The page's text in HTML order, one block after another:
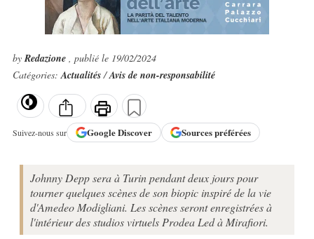
byRedazione , publié le 19/02/2024
Catégories:Actualités/Avis de non-responsabilité
Suivez-nous sur GoogleDiscover Sources préférées
Johnny Depp sera à Turin pendant deux jours pour
tourner quelques scènes de son biopic inspiré de la vie
d'Amedeo Modigliani. Les scènes seront enregistrées à
l'intérieur des studios virtuels Prodea Led à Mirafiori.